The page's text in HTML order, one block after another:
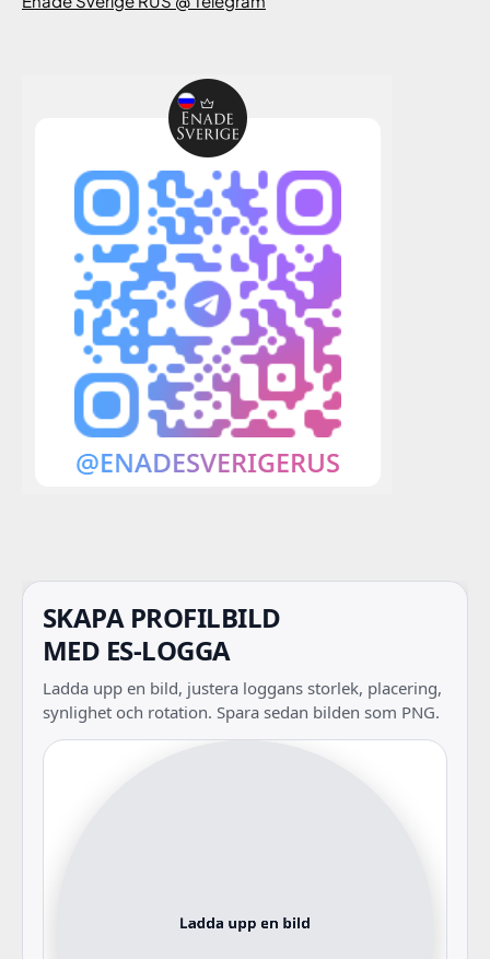
SKAPA PROFILBILD
MED ES-LOGGA
Ladda upp en bild, justera loggans storlek, placering,
synlighet och rotation. Spara sedan bilden som PNG.